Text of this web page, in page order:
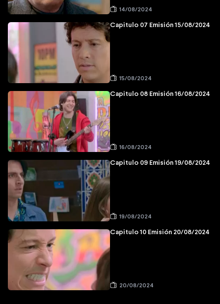
14/08/2024
Capitulo 07 Emisión 15/08/2024
15/08/2024
Capitulo 08 Emisión 16/08/2024
16/08/2024
Capitulo 09 Emisión 19/08/2024
19/08/2024
Capitulo 10 Emisión 20/08/2024
20/08/2024